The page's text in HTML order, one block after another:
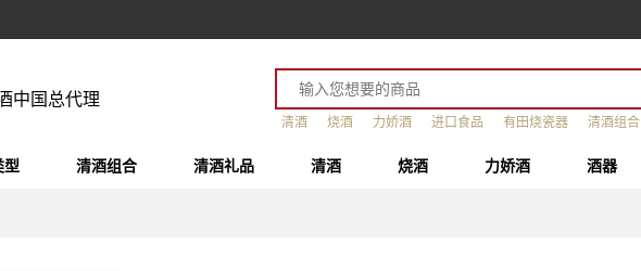
中国总代理
清酒 烧酒 力娇酒 进口食品 有田烧瓷器 清酒组合
型 清酒组合 清酒礼品 清酒 烧酒 力娇酒 酒器